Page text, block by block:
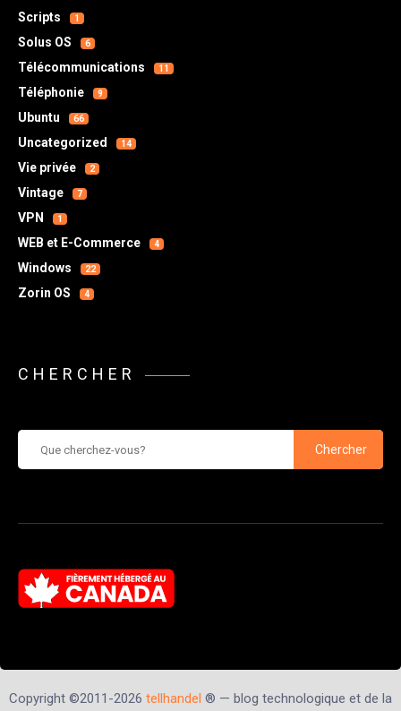
Scripts 1
Solus OS 6
Télécommunications 11
Téléphonie 9
Ubuntu 66
Uncategorized 14
Vie privée 2
Vintage 7
VPN 1
WEB et E-Commerce 4
Windows 22
Zorin OS 4
CHERCHER
Copyright ©2011-2026 tellhandel ® — blog technologique et de la